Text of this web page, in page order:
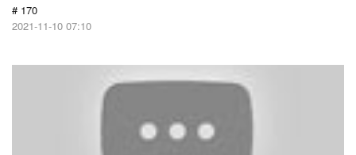
# 170
2021-11-10 07:10